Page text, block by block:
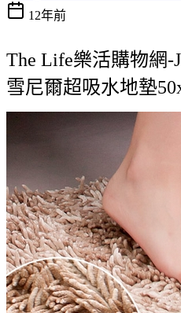
12年前
The Life樂活購物網-
雪尼爾超吸水地墊